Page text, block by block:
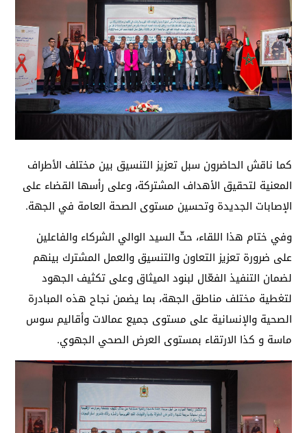
كما ناقش الحاضرون سبل تعزيز التنسيق بين مختلف الأطراف
المعنية لتحقيق الأهداف المشتركة، وعلى رأسها القضاء على
الإصابات الجديدة وتحسين مستوى الصحة العامة في الجهة.
وفي ختام هذا اللقاء، حثّ السيد الوالي الشركاء والفاعلين
على ضرورة تعزيز التعاون والتنسيق والعمل المشترك بينهم
لضمان التنفيذ الفعّال لبنود الميثاق وعلى تكثيف الجهود
لتغطية مختلف مناطق الجهة، بما يضمن نجاح هذه المبادرة
الصحية والإنسانية على مستوى جميع عمالات وأقاليم سوس
ماسة و كذا الارتقاء بمستوى العرض الصحي الجهوي.